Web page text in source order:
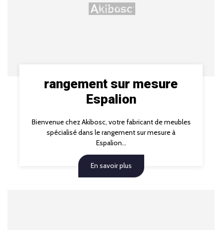
rangement sur mesure
Espalion
Bienvenue chez Akibosc, votre fabricant de meubles
spécialisé dans le rangement sur mesure à
Espalion...
En savoir plus